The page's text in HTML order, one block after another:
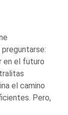
en el futuro
el camino
Pero,